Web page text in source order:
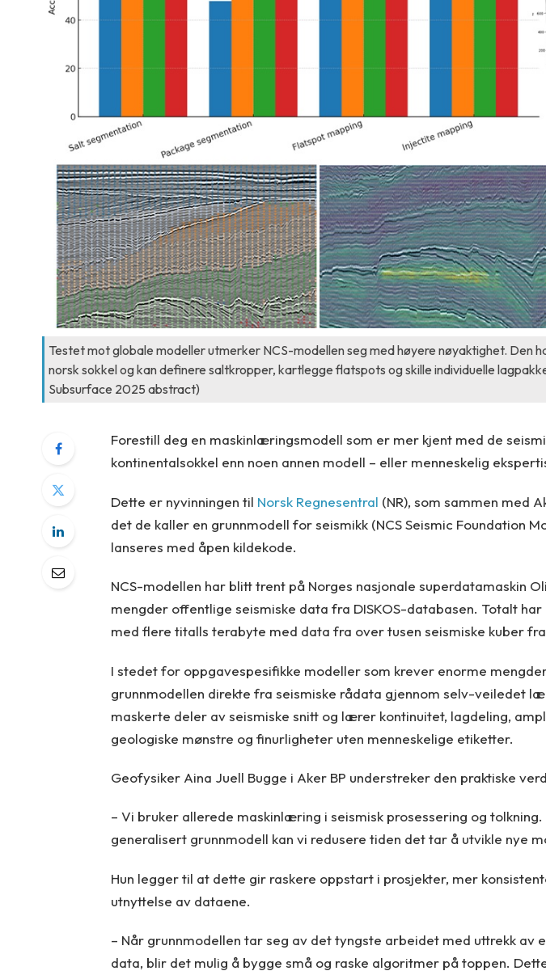
Testet mot globale modeller utmerker NCS-modellen seg med høyere nøyaktighet. Den
norsk sokkel og kan definere saltkropper, kartlegge flatspots og skille individuelle
Subsurface 2025 abstract)
Forestill deg en maskinlæringsmodell som er mer kjent med de
kontinentalsokkel enn noen annen modell – eller menneskelig
Dette er nyvinningen til Norsk Regnesentral (NR), som sammen med
det de kaller en grunnmodell for seismikk (NCS Seismic Foundation
lanseres med åpen kildekode.
NCS-modellen har blitt trent på Norges nasjonale superdatamaskin
mengder offentlige seismiske data fra DISKOS-databasen. Totalt
med flere titalls terabyte med data fra over tusen seismiske kuber fra
I stedet for oppgavespesifikke modeller som krever enorme
grunnmodellen direkte fra seismiske rådata gjennom selv-veiledet
maskerte deler av seismiske snitt og lærer kontinuitet, lagdeling,
geologiske mønstre og finurligheter uten menneskelige etiketter.
Geofysiker Aina Juell Bugge i Aker BP understreker den praktiske
– Vi bruker allerede maskinlæring i seismisk prosessering og
generalisert grunnmodell kan vi redusere tiden det tar å utvikle nye
Hun legger til at dette gir raskere oppstart i prosjekter, mer
utnyttelse av dataene.
– Når grunnmodellen tar seg av det tyngste arbeidet med uttrekk av
data, blir det mulig å bygge små og raske algoritmer på toppen.